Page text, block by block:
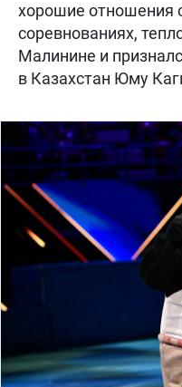
хорошие отношения
соревнованиях,
Малинине и
в Казахстан Юму